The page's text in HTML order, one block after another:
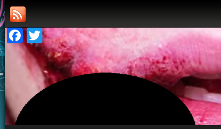
Facebook
Twitter